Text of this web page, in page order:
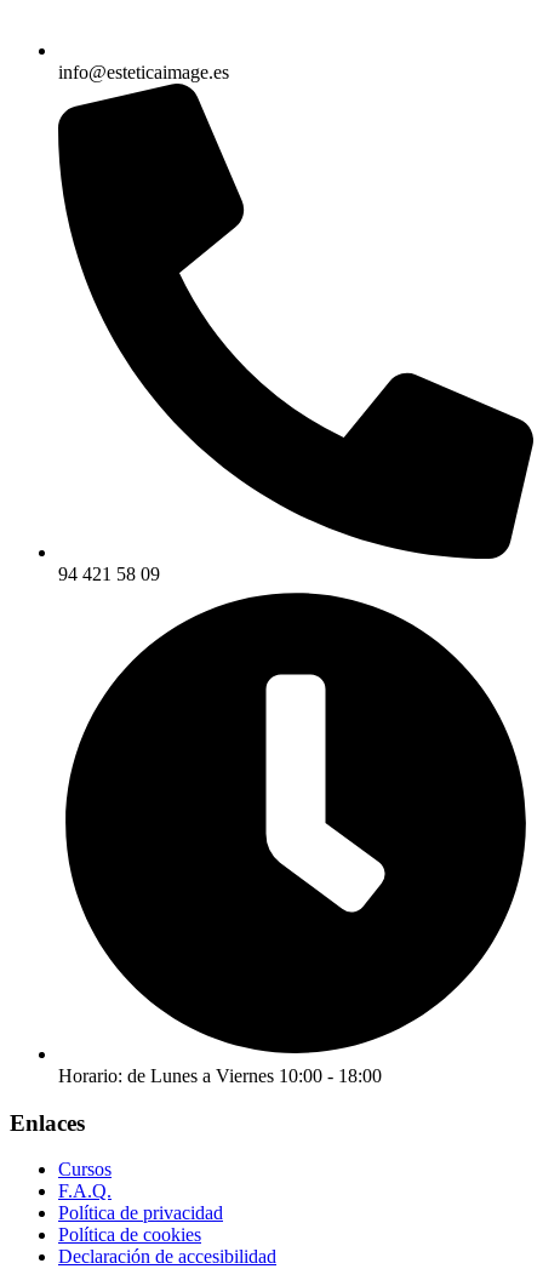
info@esteticaimage.es
94 421 58 09
Horario: de Lunes a Viernes 10:00 - 18:00
Enlaces
Cursos
F.A.Q.
Política de privacidad
Política de cookies
Declaración de accesibilidad